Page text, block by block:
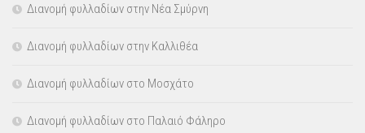
Διανομή φυλλαδίων στην Νέα Σμύρνη
Διανομή φυλλαδίων στην Καλλιθέα
Διανομή φυλλαδίων στο Μοσχάτο
Διανομή φυλλαδίων στο Παλαιό Φάληρο